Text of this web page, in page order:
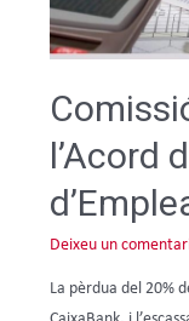
l’Acord
Deixeu un
La pèrdua del 20%